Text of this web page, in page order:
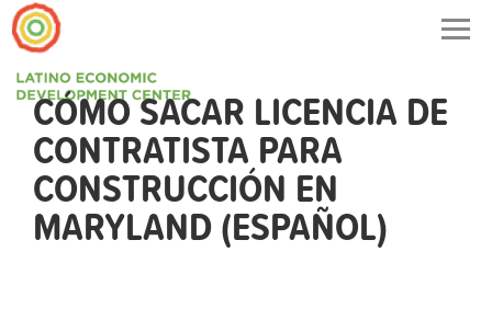
CÓMO SACAR LICENCIA DE
CONTRATISTA PARA
CONSTRUCCIÓN EN
MARYLAND (ESPAÑOL)